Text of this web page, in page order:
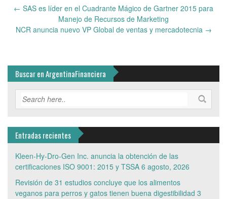
Post
← SAS es líder en el Cuadrante Mágico de Gartner 2015 para
Manejo de Recursos de Marketing
NCR anuncia nuevo VP Global de ventas y mercadotecnia →
Buscar en ArgentinaFinanciera
Entradas recientes
Kleen-Hy-Dro-Gen Inc. anuncia la obtención de las
certificaciones ISO 9001: 2015 y TSSA 6 agosto, 2026
Revisión de 31 estudios concluye que los alimentos
veganos para perros y gatos tienen buena digestibilidad 3